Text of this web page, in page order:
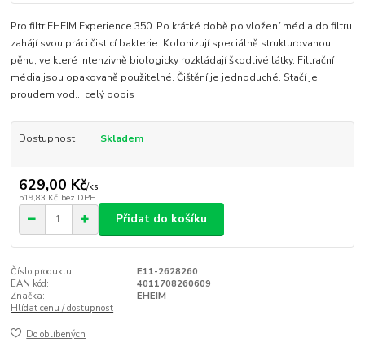
Pro filtr EHEIM Experience 350. Po krátké době po vložení média do filtru
zahájí svou práci čisticí bakterie. Kolonizují speciálně strukturovanou
pěnu, ve které intenzivně biologicky rozkládají škodlivé látky. Filtrační
média jsou opakovaně použitelné. Čištění je jednoduché. Stačí je
proudem vod... celý popis
Dostupnost Skladem
629,00 Kč/ks
519,83 Kč bez DPH
Přidat do košíku
Číslo produktu:
E11-2628260
EAN kód:
4011708260609
Značka:
EHEIM
Hlídat cenu / dostupnost
Do oblíbených